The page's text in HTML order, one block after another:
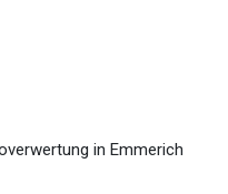
in Emmerich